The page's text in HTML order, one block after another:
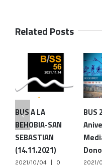
Related Posts
BUS A LA
BEHOBIA-SAN
SEBASTIAN
(14.11.2021)
2021/10/04
0
BUS
2021/